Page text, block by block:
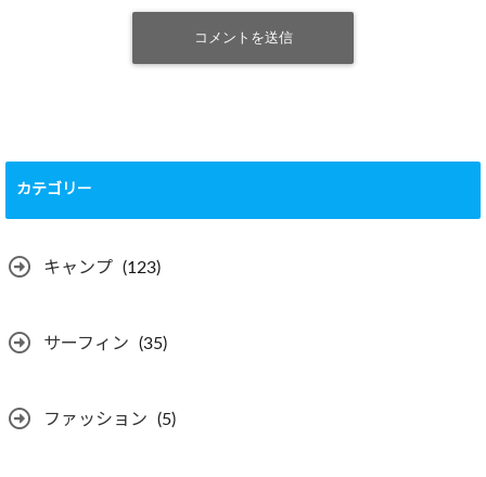
カテゴリー
キャンプ (123)
サーフィン (35)
ファッション (5)